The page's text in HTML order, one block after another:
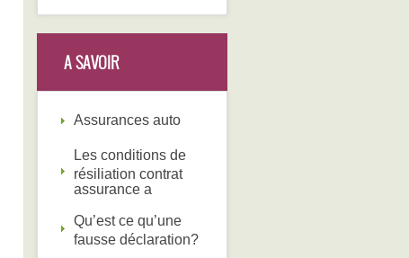
A SAVOIR
Assurances auto
Les conditions de
résiliation contrat
assurance a
Qu’est ce qu’une
fausse déclaration?